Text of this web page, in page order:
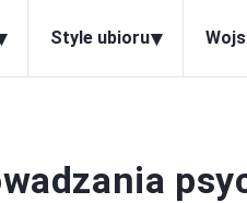
Style ubioru▾